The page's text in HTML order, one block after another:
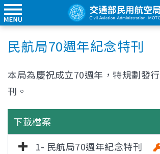
民航局70週年紀念特刊
本局為慶祝成立70週年，特規劃發
刊。
下載檔案
1- 民航局70週年紀念特刊